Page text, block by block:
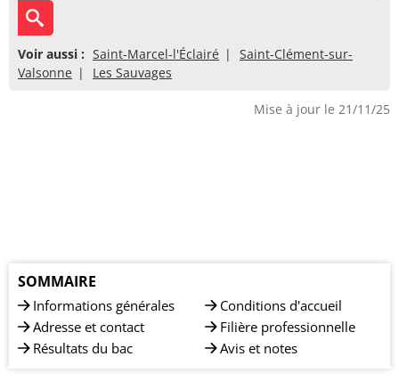
Voir aussi : Saint-Marcel-l'Éclairé
Saint-Clément-sur-
Valsonne
Les Sauvages
Mise à jour le 21/11/25
SOMMAIRE
Informations générales
Adresse et contact
Résultats du bac
Conditions d'accueil
Filière professionnelle
Avis et notes